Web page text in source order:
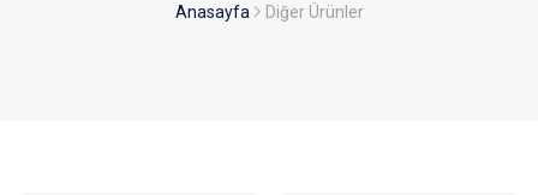
Anasayfa Diğer Ürünler